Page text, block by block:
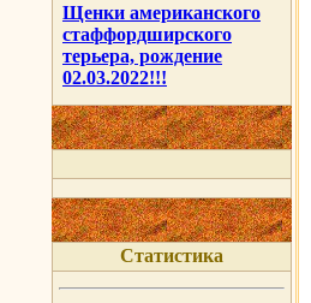
Щенки американского
стаффордширского
терьера, рождение
02.03.2022!!!
Статистика